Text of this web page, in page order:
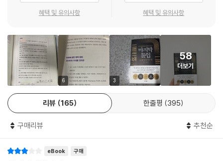
혜택 및 유의사항 혜택 및 유의사항
6 3
58
더보기
리뷰 165 한줄평 395
구매리뷰 추천순
eBook 구매